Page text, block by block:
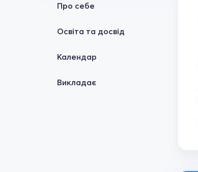
Про себе
Освіта та досвід
Календар
Викладає